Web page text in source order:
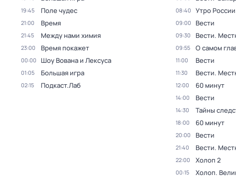
19:45 Поле чудес
21:00 Время
21:45 Между нами химия
23:00 Время покажет
00:00 Шоу Вована и Лексуса
01:05 Большая игра
02:15 Подкаст.Лаб
08:40 Утро России
09:00 Вести
09:30 Вести.
09:55 О самом
11:00 Вести
11:30 Вести.
12:00 60 минут
14:00 Вести
14:30 Тайны
18:00 60 минут
20:00 Вести
21:40 Вести.
22:00 Холоп 2
00:15 Холоп.